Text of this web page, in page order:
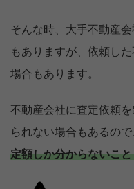
そんな時、大手不動産
もありますが、依頼し
場合もあります。
不動産会社に査定依頼
られない場合もあるので
定額しか分からないこ